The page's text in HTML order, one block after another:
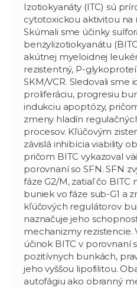
Izotiokyanáty (ITC) sú
cytotoxickou aktivitou na
Skúmali sme účinky
benzylizotiokyanátu
akútnej myeloidnej
rezistentný, P-
SKM/VCR. Sledovali sme
proliferáciu, progresiu
indukciu apoptózy,
zmeny hladín
procesov. Kľúčovým
závislá inhibícia viability
pričom BITC vykazoval
porovnaní so SFN. SFN
fáze G2/M, zatiaľ čo
buniek vo fáze sub-G1 a
kľúčových regulátorov
naznačuje jeho
mechanizmy rezistencie.
účinok BITC v porovnaní
pozitívnych bunkách,
jeho vyššou lipofilitou.
autofágiu ako obranný